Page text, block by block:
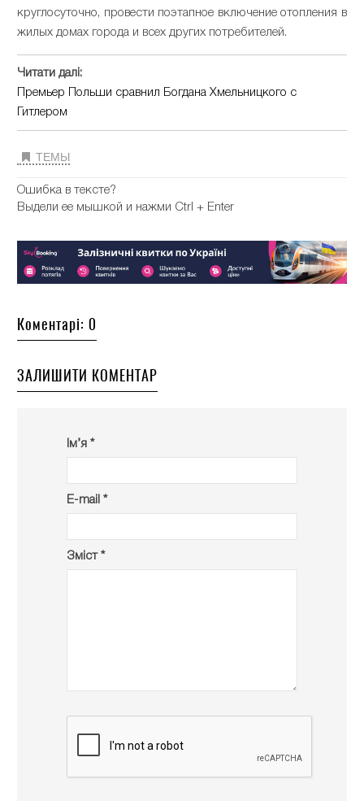
круглосуточно, провести поэтапное включение отопления в
жилых домах города и всех других потребителей.
Читати далі:
Премьер Польши сравнил Богдана Хмельницкого с
Гитлером
ТЕМЫ
Ошибка в тексте?
Выдели ее мышкой и нажми Ctrl + Enter
Коментарі: 0
ЗАЛИШИТИ КОМЕНТАР
Ім’я *
E-mail *
Зміст *